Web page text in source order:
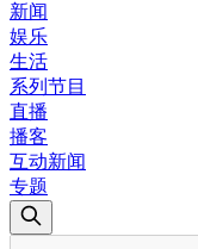
新闻
娱乐
生活
系列节目
直播
播客
互动新闻
专题